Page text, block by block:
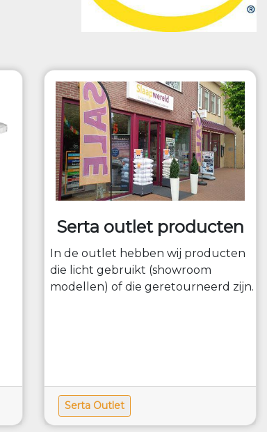
Serta outlet producten
In de outlet hebben wij producten
die licht gebruikt (showroom
modellen) of die geretourneerd zijn.
Serta Outlet